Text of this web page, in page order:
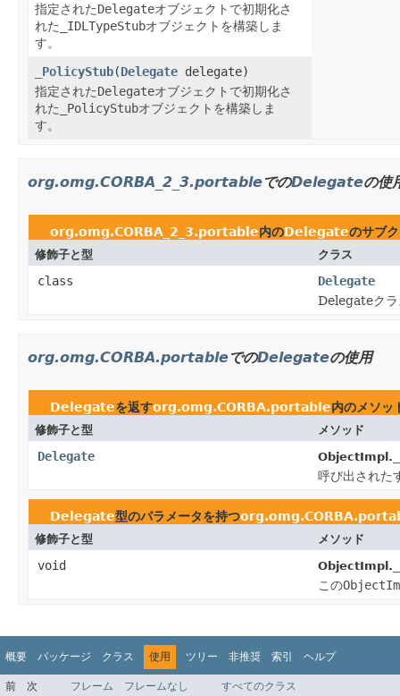
指定されたDelegateオブジェクトで初期化さ
れた
_IDLTypeStubオブジェクトを構築しま
す。
_PolicyStub(Delegate delegate)
指定されたDelegateオブジェクトで初期化さ
れた
_PolicyStubオブジェクトを構築しま
す。
org.omg.CORBA_2_3.portableでのDelegateの使
org.omg.CORBA_2_3.portable内のDelegateのサブ
修飾子と型 クラス
class
Delegate
Delegateクラ
org.omg.CORBA.portableでのDelegateの使用
Delegateを返すorg.omg.CORBA.portable内のメソッ
修飾子と型 メソッド
Delegate ObjectImpl.
呼び出された
Delegate型のパラメータを持つ
修飾子と型 メソッド
void ObjectImpl.
この
概要 パッケージ クラス 使用 ツリー 非推奨 索引 ヘルプ
前 次 フレーム フレームなし すべてのクラス